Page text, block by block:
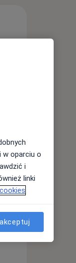
Wt,
11 Sie
w oparciu o
i
linki